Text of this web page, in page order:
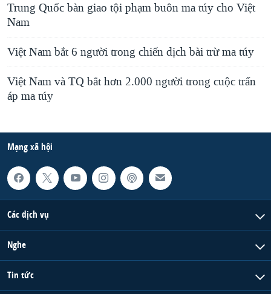
Trung Quốc bàn giao tội phạm buôn ma túy cho Việt
Nam
Việt Nam bắt 6 người trong chiến dịch bài trừ ma túy
Việt Nam và TQ bắt hơn 2.000 người trong cuộc trấn
áp ma túy
Mạng xã hội
Các dịch vụ
Nghe
Tin tức